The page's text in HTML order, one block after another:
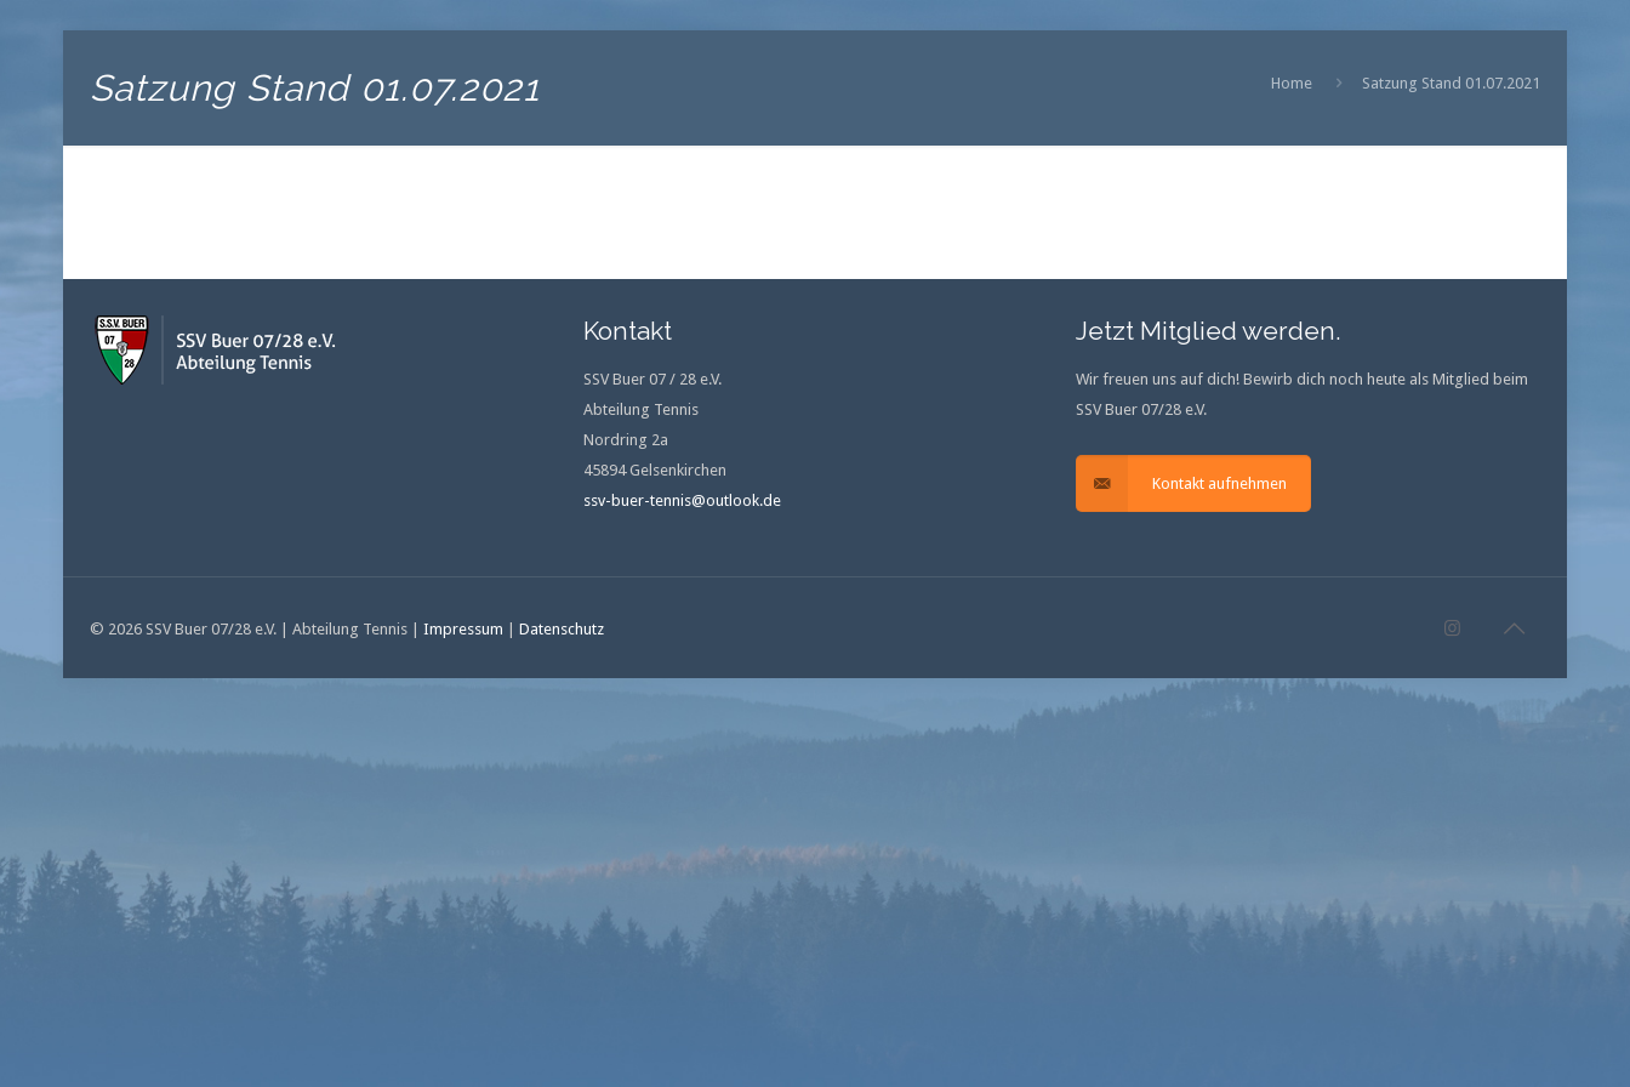
Satzung Stand 01.07.2021 Home Satzung Stand 01.07.2021
Kontakt
SSV Buer 07 / 28 e.V.
Abteilung Tennis
Nordring 2a
45894 Gelsenkirchen
ssv-buer-tennis@outlook.de
Jetzt Mitglied werden.
Wir freuen uns auf dich! Bewirb dich noch heute als Mitglied beim
SSV Buer 07/28 e.V.
Kontakt aufnehmen
© 2026 SSV Buer 07/28 e.V. | Abteilung Tennis |Impressum |Datenschutz